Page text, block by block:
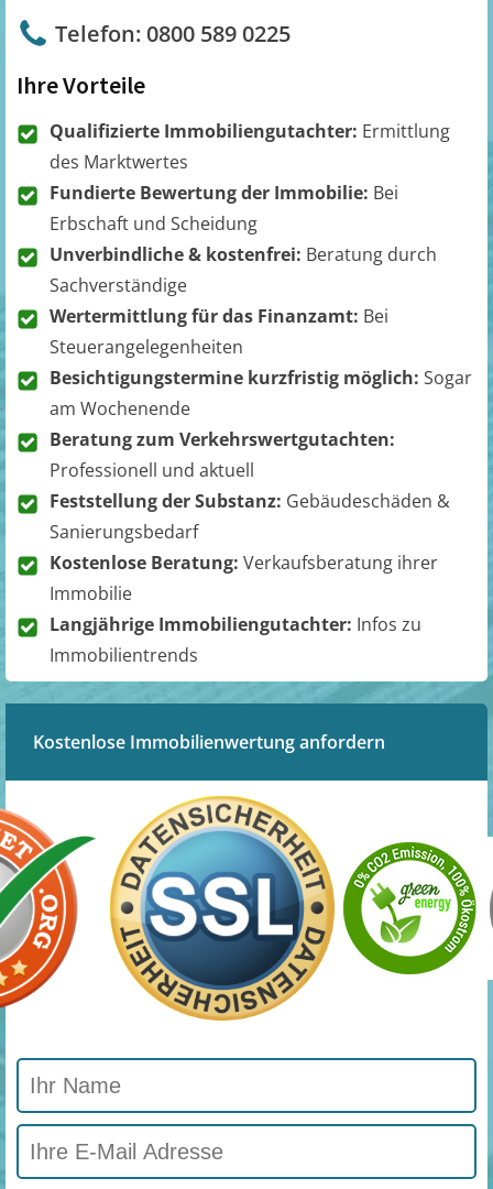
Telefon: 0800 589 0225
Ihre Vorteile
Qualifizierte Immobiliengutachter: Ermittlung
des Marktwertes
Fundierte Bewertung der Immobilie: Bei
Erbschaft und Scheidung
Unverbindliche & kostenfrei: Beratung durch
Sachverständige
Wertermittlung für das Finanzamt: Bei
Steuerangelegenheiten
Besichtigungstermine kurzfristig möglich: Sogar
am Wochenende
Beratung zum Verkehrswertgutachten:
Professionell und aktuell
Feststellung der Substanz: Gebäudeschäden &
Sanierungsbedarf
Kostenlose Beratung: Verkaufsberatung ihrer
Immobilie
Langjährige Immobiliengutachter: Infos zu
Immobilientrends
Kostenlose Immobilienwertung anfordern